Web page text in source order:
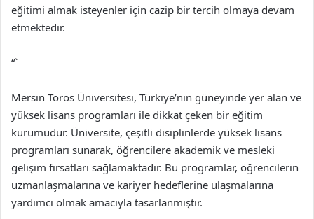
eğitimi almak isteyenler için cazip bir tercih olmaya devam
etmektedir.
“`
Mersin Toros Üniversitesi, Türkiye’nin güneyinde yer alan ve
yüksek lisans programları ile dikkat çeken bir eğitim
kurumudur. Üniversite, çeşitli disiplinlerde yüksek lisans
programları sunarak, öğrencilere akademik ve mesleki
gelişim fırsatları sağlamaktadır. Bu programlar, öğrencilerin
uzmanlaşmalarına ve kariyer hedeflerine ulaşmalarına
yardımcı olmak amacıyla tasarlanmıştır.